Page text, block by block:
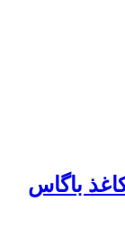
باگاس